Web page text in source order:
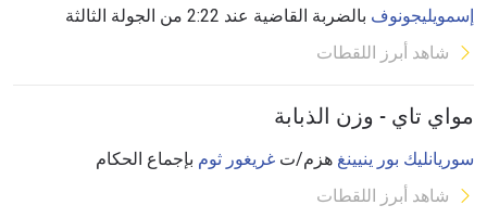
إسمويليجونوف بالضربة القاضية عند 2:22 من الجولة الثالثة
شاهد أبرز اللقطات
مواي تاي - وزن الذبابة
سوريانليك بور ينيينغ هزم/ت غريغور ثوم بإجماع الحكام
شاهد أبرز اللقطات